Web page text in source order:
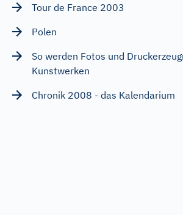
Tour de France 2003
Polen
So werden Fotos und
Kunstwerken
Chronik 2008 - das Kalendarium